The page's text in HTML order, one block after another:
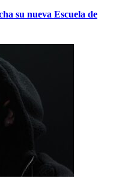
su nueva Escuela de